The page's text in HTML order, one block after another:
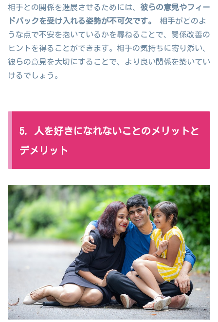
相手との関係を進展させるためには、 彼らの意見やフィー
ドバックを受け入れる姿勢が不可欠です。
相手がどのよ
うな点で不安を抱いているかを尋ねることで、関係改善の
ヒントを得ることができます。相手の気持ちに寄り添い、
彼らの意見を大切にすることで、より良い関係を築いてい
けるでしょう。
5. 人を好きになれないことのメリットと
デメリット